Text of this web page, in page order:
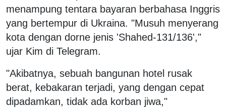
menampung tentara bayaran berbahasa Inggris
yang bertempur di Ukraina. "Musuh menyerang
kota dengan dorne jenis 'Shahed-131/136',"
ujar Kim di Telegram.
"Akibatnya, sebuah bangunan hotel rusak
berat, kebakaran terjadi, yang dengan cepat
dipadamkan, tidak ada korban jiwa,"